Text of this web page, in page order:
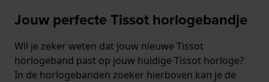
Jouw perfecte Tissot horlogebandje
Wil je zeker weten dat jouw nieuwe Tissot
horlogeband past op jouw huidige Tissot horloge?
In de horlogebanden zoeker hierboven kan je de